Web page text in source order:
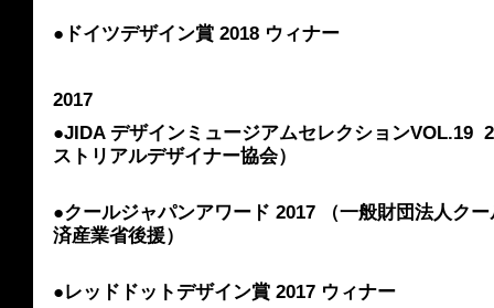
●ドイツデザイン賞 2018 ウィナー
2017
●JIDA デザインミュージアムセレクションVOL.19
ストリアルデザイナー協会）
●クールジャパンアワード 2017 （一般財団法人ク
済産業省後援）
●レッドドットデザイン賞 2017 ウィナー